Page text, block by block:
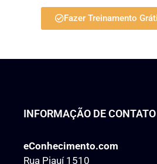
Fazer Treinamento
INFORMAÇÃO DE CONTATO
eConhecimento.com
Rua Piauí 1510